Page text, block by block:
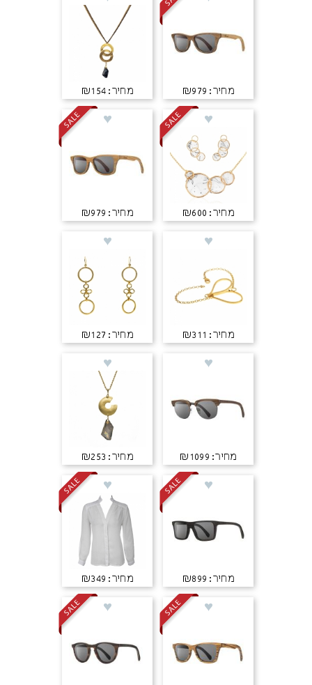
מחיר: ₪979 מחיר: ₪154
מחיר: ₪600 מחיר: ₪979
מחיר: ₪311 מחיר: ₪127
מחיר: ₪1099 מחיר: ₪253
מחיר: ₪899 מחיר: ₪349